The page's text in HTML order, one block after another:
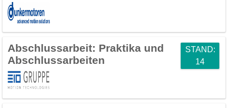
Abschlussarbeit: Praktika und
Abschlussarbeiten
STAND:
14